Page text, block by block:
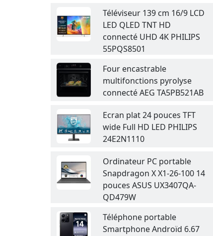
Téléviseur 139 cm 16/9 LCD
LED QLED TNT HD
connecté UHD 4K PHILIPS
55PQS8501
Four encastrable
multifonctions pyrolyse
connecté AEG TA5PB521AB
Ecran plat 24 pouces TFT
wide Full HD LED PHILIPS
24E2N1110
Ordinateur PC portable
Snapdragon X X1-26-100 14
pouces ASUS UX3407QA-
QD479W
Téléphone portable
Smartphone Androïd 6.67